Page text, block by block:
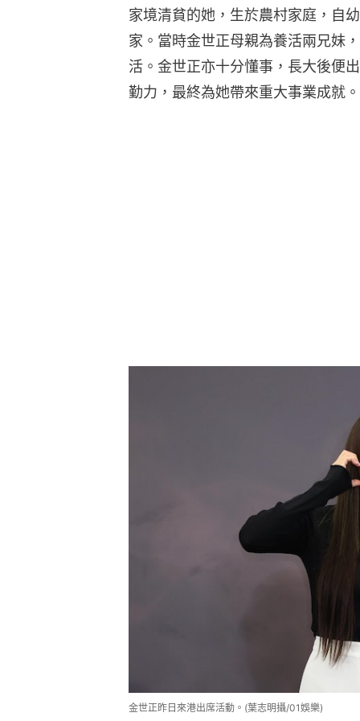
家境清貧的她，生於農村家庭，自
家。當時金世正母親為養活兩兄妹
活。金世正亦十分懂事，長大後便
勤力，最終為她帶來重大事業成就。
金世正昨日來港出席活動。(葉志明攝/01娛樂)